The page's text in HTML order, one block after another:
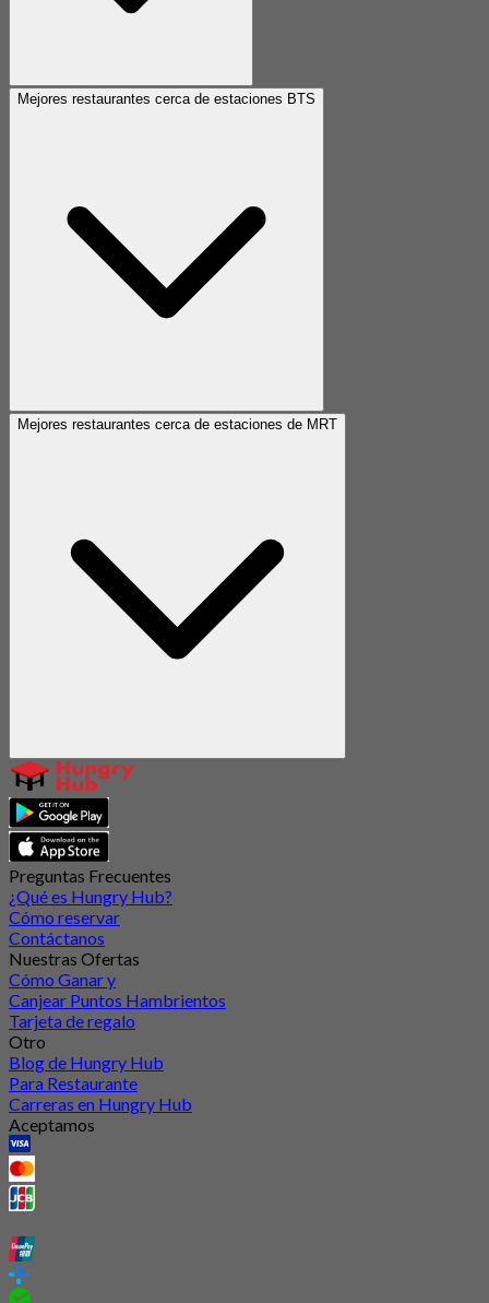
Mejores restaurantes cerca de estaciones BTS
Mejores restaurantes cerca de estaciones de MRT
Preguntas Frecuentes
¿Qué es Hungry Hub?
Cómo reservar
Contáctanos
Nuestras Ofertas
Cómo Ganar y
Canjear Puntos Hambrientos
Tarjeta de regalo
Otro
Blog de Hungry Hub
Para Restaurante
Carreras en Hungry Hub
Aceptamos